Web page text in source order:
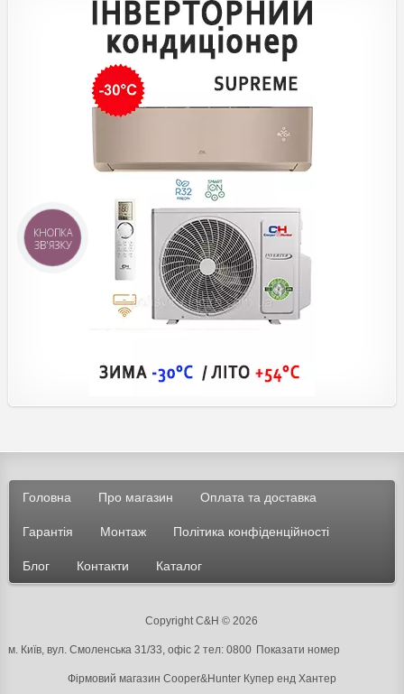
Головна Про магазин Оплата та доставка
Гарантія Монтаж Політика конфіденційності
Блог Контакти Каталог
Copyright C&H © 2026
м. Київ, вул. Смоленська 31/33, офіс 2 тел: 0800 Показати номер
Фірмовий магазин Cooper&Hunter Купер енд Хантер
КНОПКА
ЗВ'ЯЗКУ